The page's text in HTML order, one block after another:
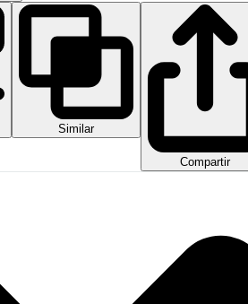
Similar
Compartir